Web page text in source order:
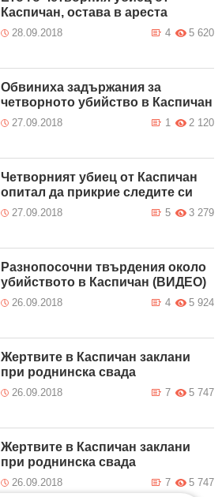
Каспичан, остава в ареста
28.09.2018 5 620
4
Обвиниха задържания за
четворното убийство в Каспичан
27.09.2018 2 120
1
Четворният убиец от Каспичан
опитал да прикрие следите си
27.09.2018 3 279
5
Разнопосочни твърдения около
убийството в Каспичан (ВИДЕО)
26.09.2018 5 924
4
Жертвите в Каспичан заклани
при роднинска свада
26.09.2018 5 747
7
Жертвите в Каспичан заклани
при роднинска свада
26.09.2018 5 747
7